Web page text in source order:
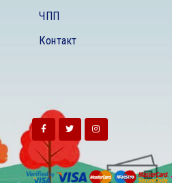
ЧПП
Контакт